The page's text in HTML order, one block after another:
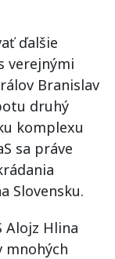
ďalšie
verejnými
Branislav
druhý
komplexu
sa práve
Slovensku.
Alojz Hlina
mnohých